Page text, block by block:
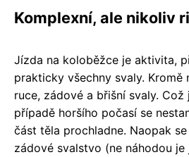
Komplexní, ale nikoliv
Jízda na koloběžce je aktivita,
prakticky všechny svaly. Kromě
ruce, zádové a břišní svaly.
případě horšího počasí se
část těla prochladne. Naopak
zádové svalstvo (ne náhodou